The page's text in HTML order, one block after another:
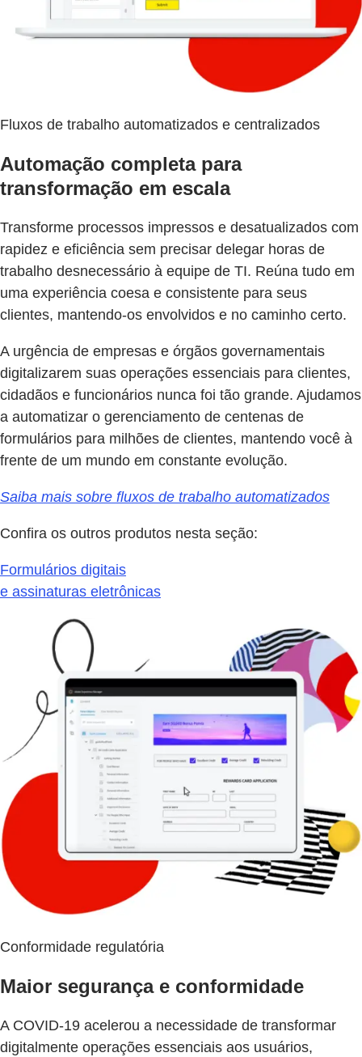
Fluxos de trabalho automatizados e centralizados
Automação completa para
transformação em escala
Transforme processos impressos e desatualizados com
rapidez e eficiência sem precisar delegar horas de
trabalho desnecessário à equipe de TI. Reúna tudo em
uma experiência coesa e consistente para seus
clientes, mantendo-os envolvidos e no caminho certo.
A urgência de empresas e órgãos governamentais
digitalizarem suas operações essenciais para clientes,
cidadãos e funcionários nunca foi tão grande. Ajudamos
a automatizar o gerenciamento de centenas de
formulários para milhões de clientes, mantendo você à
frente de um mundo em constante evolução.
Saiba mais sobre fluxos de trabalho automatizados
Confira os outros produtos nesta seção:
Formulários digitais
e assinaturas eletrônicas
Conformidade regulatória
Maior segurança e conformidade
A COVID-19 acelerou a necessidade de transformar
digitalmente operações essenciais aos usuários,